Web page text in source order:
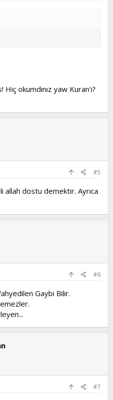
okumdınız yaw Kuran'ı?
#5
allah dostu demektir. Ayrıca
#6
Gaybi Bilir.
#7